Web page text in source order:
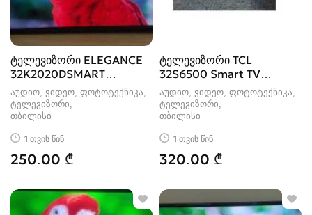
ტელევიზორი ELEGANCE
32K2020DSMART
ID:282184-IV
აუდიო, ვიდეო, ფოტოტექნიკა,
ტელევიზორი
თბილისი
1 თვის წინ
250.00 ₾
ტელევიზორი TCL
32S6500 Smart TV
ID:210112-II
აუდიო, ვიდეო, ფოტოტექნიკა,
ტელევიზორი
თბილისი
1 თვის წინ
320.00 ₾